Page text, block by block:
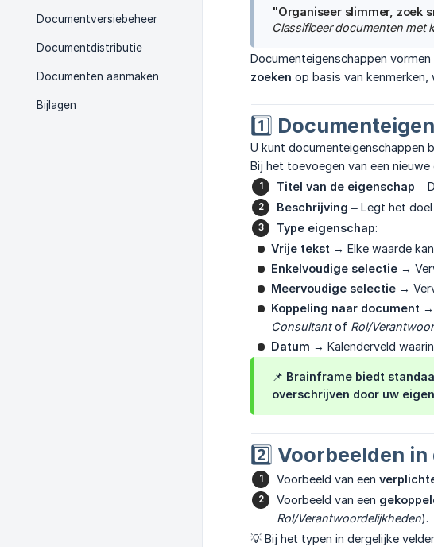
Documentversiebeheer
Documentdistributie
Documenten aanmaken
Bijlagen
"Organiseer slimmer, zoek
Classificeer documenten met
Documenteigenschappen
zoeken op basis van
1️⃣
U kunt documenteigenschappen
Bij het toevoegen van een
Titel van de eigenschap –
Beschrijving – Legt het
Type eigenschap:
Vrije tekst → Elke waarde
Enkelvoudige selectie →
Meervoudige selectie →
Koppeling naar document →
Consultantof Rol/
Datum → Kalenderveld
📌 Brainframe biedt
overschrijven door uw
2️⃣ Voorbeelden
Voorbeeld van een
Voorbeeld van een
Rol/Verantwoordelijkheden).
💡 Bij het typen in dergelijke